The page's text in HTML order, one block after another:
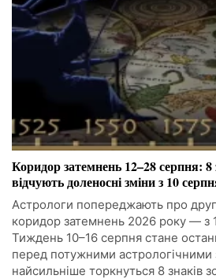
Коридор затемнень 12–28 серпня: 8
відчують доленосні зміни з 10
Астрологи попереджають про
коридор затемнень 2026 року — з
Тиждень 10–16 серпня стане
перед потужними астрологічними
найсильніше торкнуться 8 знаків